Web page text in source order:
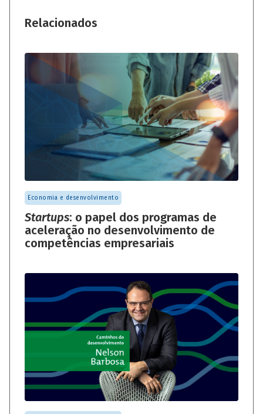
Relacionados
Economia e desenvolvimento
Startups: o papel dos programas de
aceleração no desenvolvimento de
competências empresariais